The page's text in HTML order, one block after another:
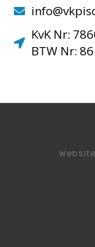
KvK Nr:
BTW Nr: